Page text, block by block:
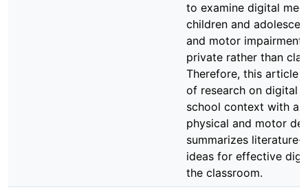
to examine digital
children and
and motor
private rather than
Therefore, this article
of research on digital
school context with a
physical and motor
summarizes literature-
ideas for effective
the classroom.